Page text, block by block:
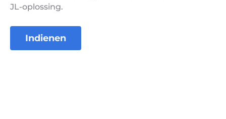
JL-oplossing.
Indienen